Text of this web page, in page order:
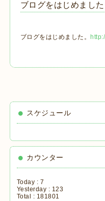
ブログをはじめました
ブログをはじめました。
スケジュール
カウンター
Today : 7
Yesterday : 123
Total : 181801